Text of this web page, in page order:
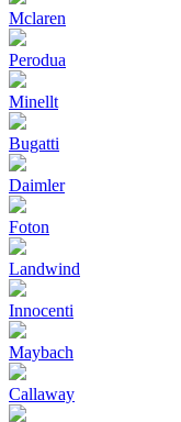
Mclaren
Perodua
Minellt
Bugatti
Daimler
Foton
Landwind
Innocenti
Maybach
Callaway